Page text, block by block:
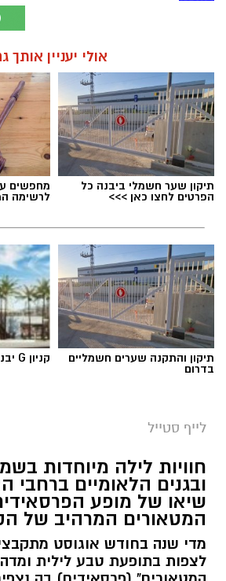
אולי יעניין אותך
תיקון שער חשמלי ביבנה כל
הפרטים לחצו כאן >>>
מחפשים
לרשימה
תיקון והתקנה שערים חשמליים
בדרום
קניון G יבנה לחצו כאן
לייף סטייל
חוויות לילה מיוחדות
ובגנים הלאומיים ברחבי
שיאו של מופע
המטאורים המרהיב של
מדי שנה בחודש אוגוסט
לצפות בתופעת טבע לילית